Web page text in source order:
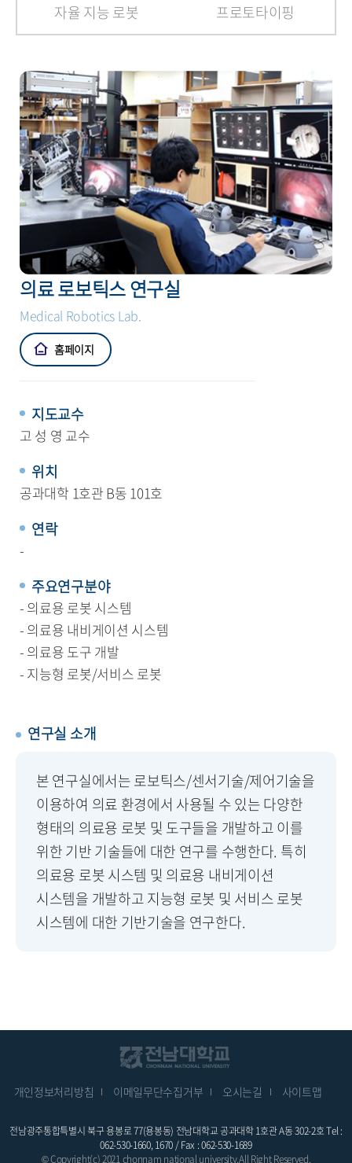
프로토타이핑
자율 지능 로봇
의료 로보틱스 연구실
Medical Robotics Lab.
홈페이지
지도교수
고 성 영 교수
위치
공과대학 1호관 B동 101호
연락
-
주요연구분야
- 의료용 로봇 시스템
- 의료용 내비게이션 시스템
- 의료용 도구 개발
- 지능형 로봇/서비스 로봇
연구실 소개
본 연구실에서는 로보틱스/센서기술/제어기술을
이용하여 의료 환경에서 사용될 수 있는 다양한
형태의 의료용 로봇 및 도구들을 개발하고 이를
위한 기반 기술들에 대한 연구를 수행한다. 특히
의료용 로봇 시스템 및 의료용 내비게이션
시스템을 개발하고 지능형 로봇 및 서비스 로봇
시스템에 대한 기반기술을 연구한다.
개인정보처리방침 이메일무단수집거부 오시는길 사이트맵
전남광주통합특별시 북구 용봉로 77(용봉동) 전남대학교 공과대학 1호관 A동 302-2호 Tel :
062-530-1660, 1670 / Fax : 062-530-1689
© Copyright(c) 2021 chonnam national university.All Right Reserved.